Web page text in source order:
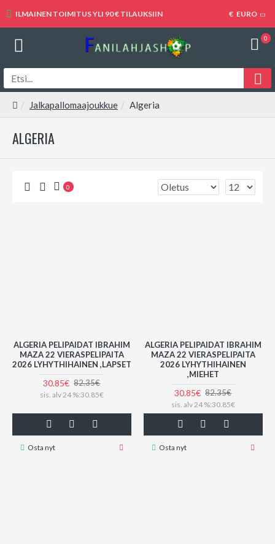
ILMAINEN TOIMITUS YLI 90 € TILAUKSIIN € EURO
0
Jalkapallomaajoukkue Algeria
ALGERIA
0
ALGERIA PELIPAIDAT IBRAHIM
MAZA 22 VIERASPELIPAITA
2026 LYHYTHIHAINEN ,LAPSET
30.85€ 82.35€
sis. alv 24 %:30.85€
Osta nyt
ALGERIA PELIPAIDAT IBRAHIM
MAZA 22 VIERASPELIPAITA
2026 LYHYTHIHAINEN
,MIEHET
30.85€ 82.35€
sis. alv 24 %:30.85€
Osta nyt